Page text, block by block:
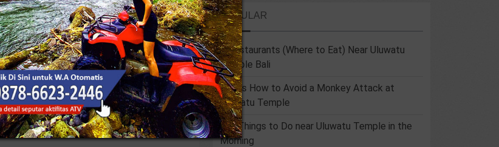
dan sebagainya kini bisa dilakukan dengan
modal yang cukup besar untuk
anda sudah bisa ditawarkan melalui ..
POPULAR
6 Restaurants (Where to Eat) Near Uluwatu
Temple Bali
5 Tips How to Avoid a Monkey Attack at
Uluwatu Temple
Fun Things to Do near Uluwatu Temple in the
Morning